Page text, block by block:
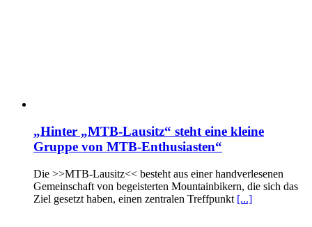
„Hinter „MTB-Lausitz“ steht eine kleine
Gruppe von MTB-Enthusiasten“
Die >>MTB-Lausitz<< besteht aus einer handverlesenen
Gemeinschaft von begeisterten Mountainbikern, die sich das
Ziel gesetzt haben, einen zentralen Treffpunkt [...]